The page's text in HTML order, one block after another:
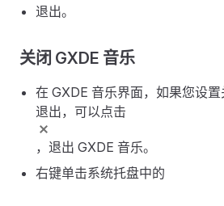
退出。
关闭 GXDE 音乐
在 GXDE 音乐界面，如果您设
退出，可以点击
，退出 GXDE 音乐。
右键单击系统托盘中的